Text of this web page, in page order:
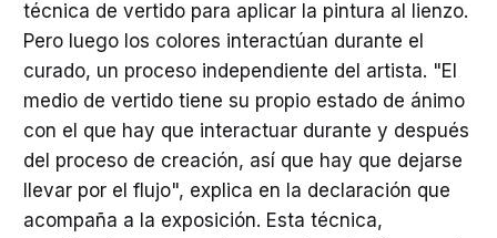
técnica de vertido para aplicar la pintura al lienzo.
Pero luego los colores interactúan durante el
curado, un proceso independiente del artista. "El
medio de vertido tiene su propio estado de ánimo
con el que hay que interactuar durante y después
del proceso de creación, así que hay que dejarse
llevar por el flujo", explica en la declaración que
acompaña a la exposición. Esta técnica,